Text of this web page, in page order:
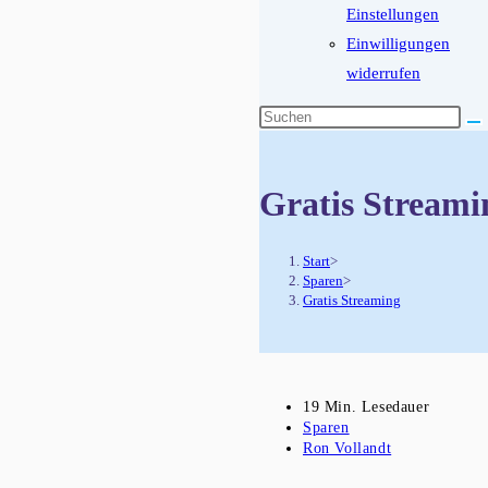
Einstellungen
Einwilligungen
widerrufen
Diese
Gratis
Start>
Sparen>
Gratis Streaming
Lesedauer:
19 Min. Lesedauer
Beitrags-
Kategorie:
Sparen
Beitrags-
Ron Vollandt